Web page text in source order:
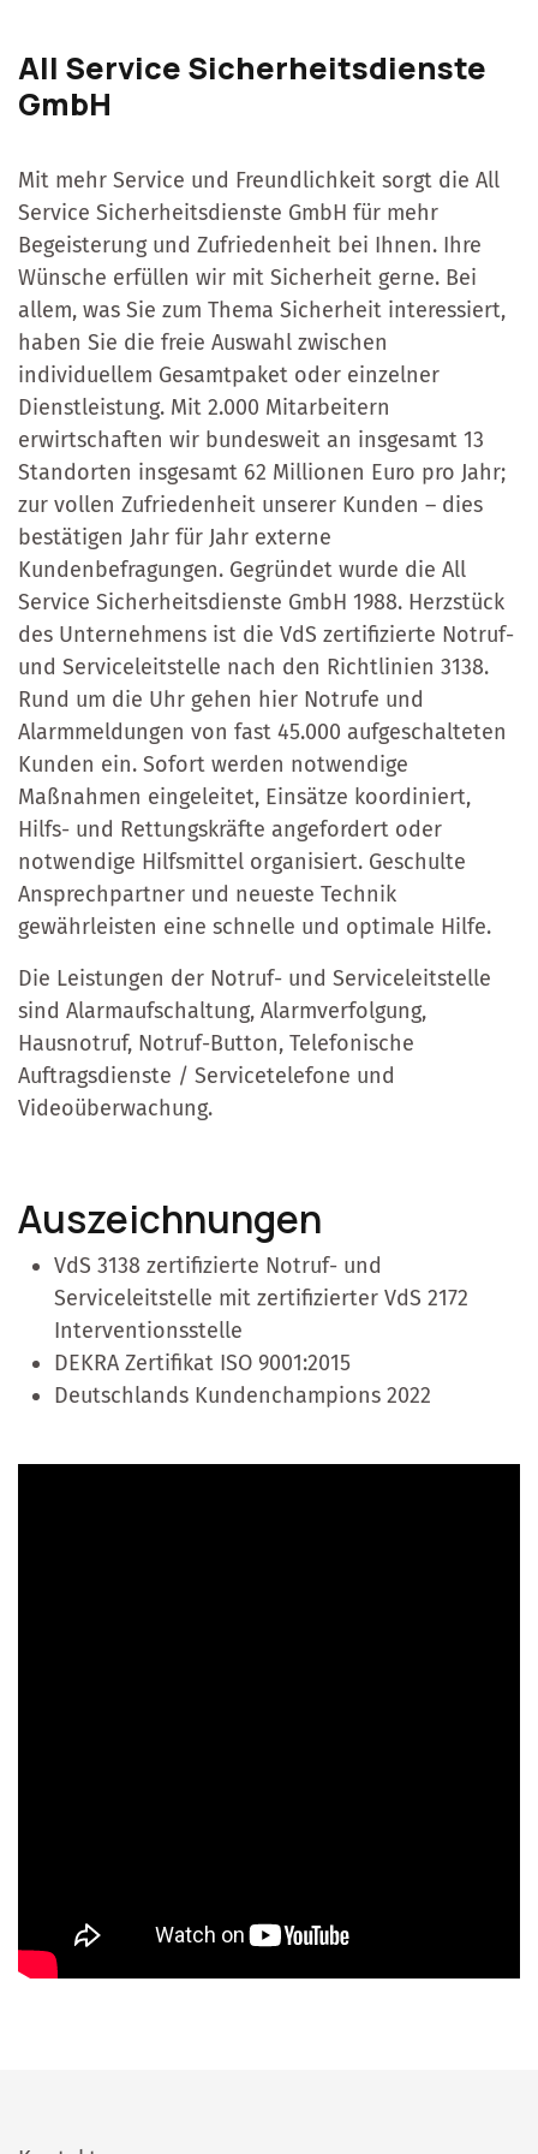
All Service Sicherheitsdienste
GmbH
Mit mehr Service und Freundlichkeit sorgt die All
Service Sicherheitsdienste GmbH für mehr
Begeisterung und Zufriedenheit bei Ihnen. Ihre
Wünsche erfüllen wir mit Sicherheit gerne. Bei
allem, was Sie zum Thema Sicherheit interessiert,
haben Sie die freie Auswahl zwischen
individuellem Gesamtpaket oder einzelner
Dienstleistung. Mit 2.000 Mitarbeitern
erwirtschaften wir bundesweit an insgesamt 13
Standorten insgesamt 62 Millionen Euro pro Jahr;
zur vollen Zufriedenheit unserer Kunden – dies
bestätigen Jahr für Jahr externe
Kundenbefragungen. Gegründet wurde die All
Service Sicherheitsdienste GmbH 1988. Herzstück
des Unternehmens ist die VdS zertifizierte Notruf-
und Serviceleitstelle nach den Richtlinien 3138.
Rund um die Uhr gehen hier Notrufe und
Alarmmeldungen von fast 45.000 aufgeschalteten
Kunden ein. Sofort werden notwendige
Maßnahmen eingeleitet, Einsätze koordiniert,
Hilfs- und Rettungskräfte angefordert oder
notwendige Hilfsmittel organisiert. Geschulte
Ansprechpartner und neueste Technik
gewährleisten eine schnelle und optimale Hilfe.
Die Leistungen der Notruf- und Serviceleitstelle
sind Alarmaufschaltung, Alarmverfolgung,
Hausnotruf, Notruf-Button, Telefonische
Auftragsdienste / Servicetelefone und
Videoüberwachung.
Auszeichnungen
VdS 3138 zertifizierte Notruf- und
Serviceleitstelle mit zertifizierter VdS 2172
Interventionsstelle
DEKRA Zertifikat ISO 9001:2015
Deutschlands Kundenchampions 2022